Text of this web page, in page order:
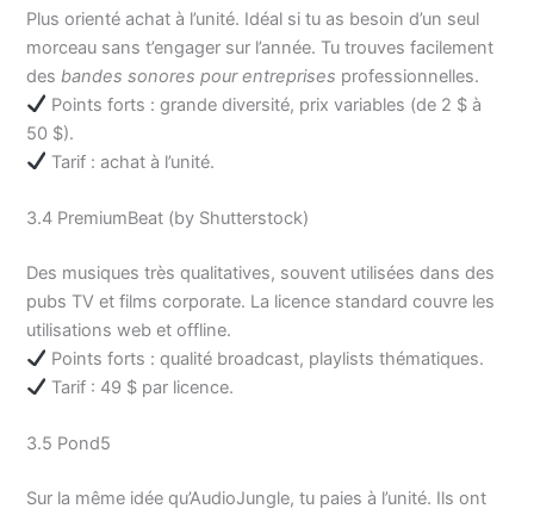
Plus orienté achat à l’unité. Idéal si tu as besoin d’un seul
morceau sans t’engager sur l’année. Tu trouves facilement
des bandes sonores pour entreprises professionnelles.
Points forts : grande diversité, prix variables (de 2 $ à
50 $).
Tarif : achat à l’unité.
3.4 PremiumBeat (by Shutterstock)
Des musiques très qualitatives, souvent utilisées dans des
pubs TV et films corporate. La licence standard couvre les
utilisations web et offline.
Points forts : qualité broadcast, playlists thématiques.
Tarif : 49 $ par licence.
3.5 Pond5
Sur la même idée qu’AudioJungle, tu paies à l’unité. Ils ont